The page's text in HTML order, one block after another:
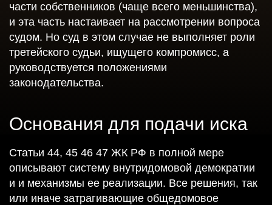
части собственников (чаще всего меньшинства),
и эта часть настаивает на рассмотрении вопроса
судом. Но суд в этом случае не выполняет роли
третейского судьи, ищущего компромисс, а
руководствуется положениями
законодательства.
Основания для подачи иска
Статьи 44, 45 46 47 ЖК РФ в полной мере
описывают систему внутридомовой демократии
и и механизмы ее реализации. Все решения, так
или иначе затрагивающие общедомовое